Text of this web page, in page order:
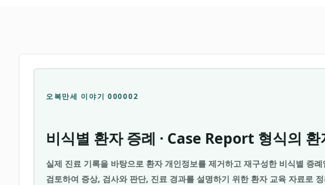
오복만세 이야기 000002
비식별 환자 증례 · Case Report 형식의
실제 진료 기록을 바탕으로 환자 개인정보를 제거하고 재구성한 비식별 증례
검토하여 증상, 검사와 판단, 진료 경과를 설명하기 위한 환자 교육 자료로